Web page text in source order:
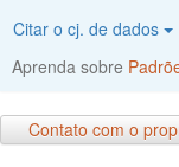
Citar o cj. de dados
Aprenda sobre
Contato com o